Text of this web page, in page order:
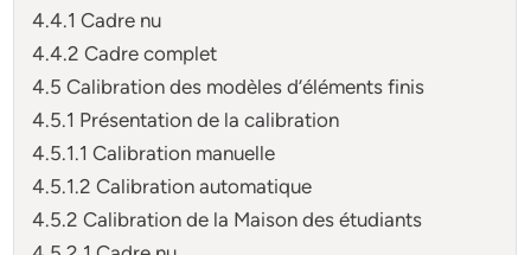
4.4.1 Cadre nu
4.4.2 Cadre complet
4.5 Calibration des modèles d’éléments finis
4.5.1 Présentation de la calibration
4.5.1.1 Calibration manuelle
4.5.1.2 Calibration automatique
4.5.2 Calibration de la Maison des étudiants